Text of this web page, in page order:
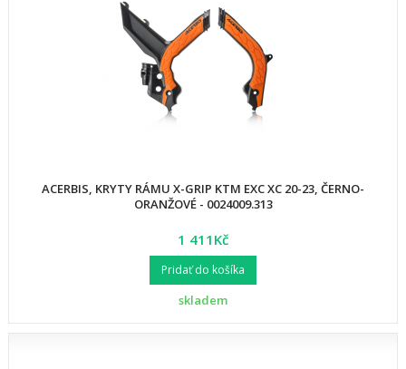
ACERBIS, KRYTY RÁMU X-GRIP KTM EXC XC 20-23, ČERNO-
ORANŽOVÉ - 0024009.313
1 411Kč
Pridať do košíka
skladem